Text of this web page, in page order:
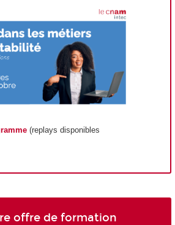
(replays disponibles
offre de formation